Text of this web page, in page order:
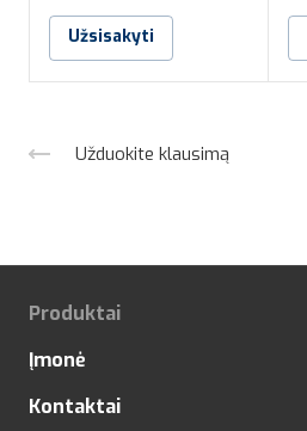
Užsisakyti
Užduokite klausimą
Produktai
Įmonė
Kontaktai